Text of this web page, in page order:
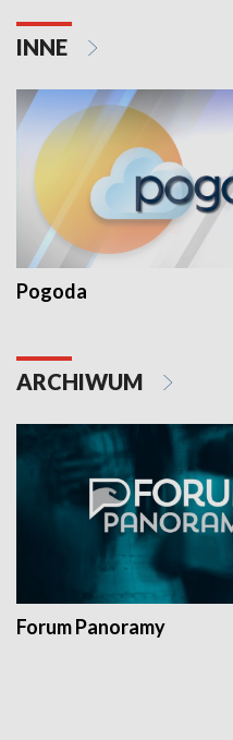
INNE
Pogoda
ARCHIWUM
Forum Panoramy